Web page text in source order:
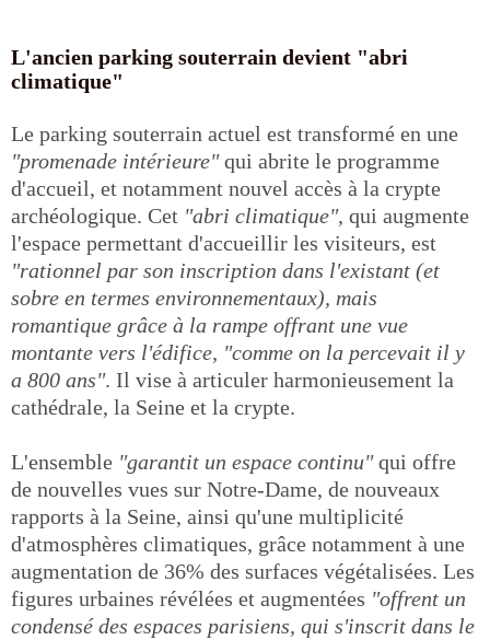
L'ancien parking souterrain devient "abri
climatique"
Le parking souterrain actuel est transformé en une
"promenade intérieure"qui abrite le programme
d'accueil, et notamment nouvel accès à la crypte
archéologique. Cet "abri climatique", qui augmente
l'espace permettant d'accueillir les visiteurs, est
"rationnel par son inscription dans l'existant (et
sobre en termes environnementaux), mais
romantique grâce à la rampe offrant une vue
montante vers l'édifice, "comme on la percevait il y
a 800 ans". Il vise à articuler harmonieusement la
cathédrale, la Seine et la crypte.
L'ensemble "garantit un espace continu"qui offre
de nouvelles vues sur Notre-Dame, de nouveaux
rapports à la Seine, ainsi qu'une multiplicité
d'atmosphères climatiques, grâce notamment à une
augmentation de 36% des surfaces végétalisées. Les
figures urbaines révélées et augmentées "offrent un
condensé des espaces parisiens, qui s'inscrit dans le